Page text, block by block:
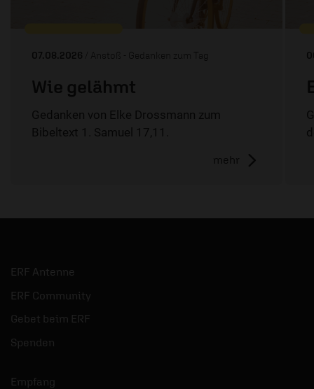
07.08.2026 / Anstoß - Gedanken zum Tag
Wie gelähmt
Gedanken von Elke Drossmann zum
Bibeltext 1. Samuel 17,11.
mehr
ERF Antenne
ERF Community
Gebet beim ERF
Spenden
Empfang